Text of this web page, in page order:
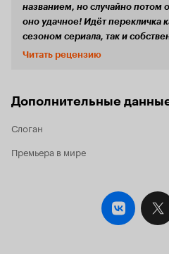
названием, но случайно потом
оно удачное! Идёт перекличка
сезоном сериала, так и
Калиостро, который был
взяты и переработаны в данном
Итальянская игра'
'мы жили бедно-пребедно, а
ограбили'. Имею ввиду, что
во втором - краткое
чуть шире синопсиса. Что ж, я сам!.. На
идёт сериальная спайка с как
Читать рецензию
Дополнительные
Слоган
Премьера в мире